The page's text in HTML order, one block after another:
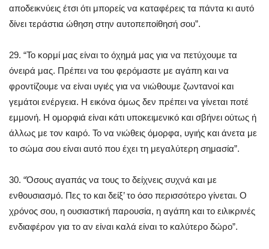
αποδεικνύεις έτσι ότι μπορείς να καταφέρεις τα πάντα κι αυτό
δίνει τεράστια ώθηση στην αυτοπεποίθησή σου”.
29. “Το κορμί μας είναι το όχημά μας για να πετύχουμε τα
όνειρά μας. Πρέπει να του φερόμαστε με αγάπη και να
φροντίζουμε να είναι υγιές για να νιώθουμε ζωντανοί και
γεμάτοι ενέργεια. Η εικόνα όμως δεν πρέπει να γίνεται ποτέ
εμμονή. Η ομορφιά είναι κάτι υποκειμενικό και σβήνει ούτως ή
άλλως με τον καιρό. Το να νιώθεις όμορφα, υγιής και άνετα με
το σώμα σου είναι αυτό που έχει τη μεγαλύτερη σημασία”.
30. “Όσους αγαπάς να τους το δείχνεις συχνά και με
ενθουσιασμό. Πες το και δείξ’ το όσο περισσότερο γίνεται. Ο
χρόνος σου, η ουσιαστική παρουσία, η αγάπη και το ειλικρινές
ενδιαφέρον για το αν είναι καλά είναι το καλύτερο δώρο”.